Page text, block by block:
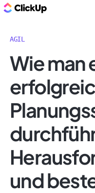
AGIL
Wie man
und